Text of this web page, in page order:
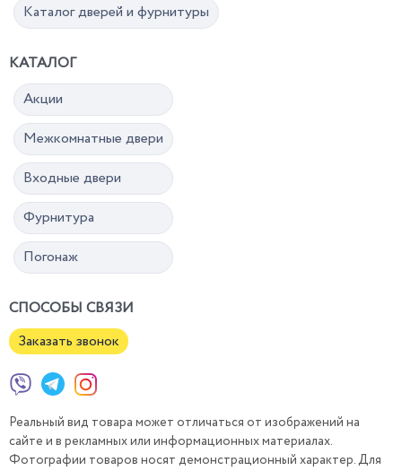
Каталог дверей и фурнитуры
КАТАЛОГ
Акции
Межкомнатные двери
Входные двери
Фурнитура
Погонаж
СПОСОБЫ СВЯЗИ
Заказать звонок
Реальный вид товара может отличаться от изображений на
сайте и в рекламных или информационных материалах.
Фотографии товаров носят демонстрационный характер. Для